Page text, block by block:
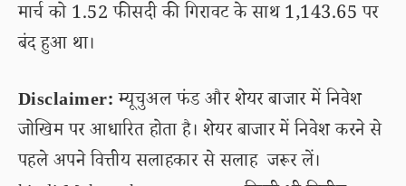
मार्च को 1.52 फीसदी की गिरावट के साथ 1,143.65 पर
बंद हुआ था।
Disclaimer:म्यूचुअल फंड और शेयर बाजार में निवेश
जोखिम पर आधारित होता है। शेयर बाजार में निवेश करने से
पहले अपने वित्तीय सलाहकार से सलाह जरूर लें।